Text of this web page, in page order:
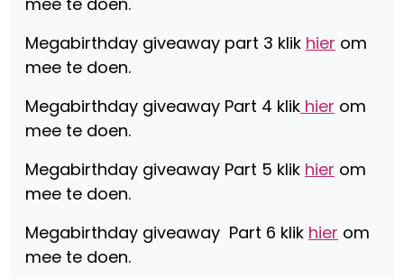
Megabirthday giveaway part 3 klik hier om
mee te doen.
Megabirthday giveaway Part 4 klik hier om
mee te doen.
Megabirthday giveaway Part 5 klik hier om
mee te doen.
Megabirthday giveaway Part 6 klik hier om
mee te doen.